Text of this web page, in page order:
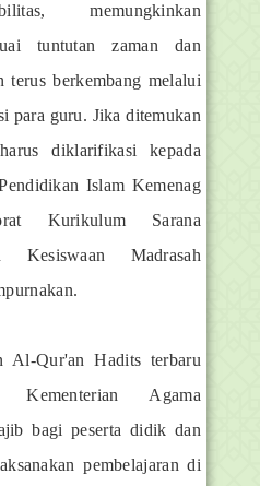
memungkinkan
tuntutan zaman dan
terus berkembang melalui
para guru. Jika ditemukan
diklarifikasi kepada
Islam Kemenag
Kurikulum Sarana
Kesiswaan Madrasah
Al-Qur'an Hadits terbaru
Kementerian Agama
bagi peserta didik dan
pembelajaran di